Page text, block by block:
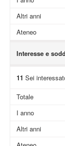
Altri anni
Ateneo
Interesse e
11 Sei
Totale
I anno
Altri anni